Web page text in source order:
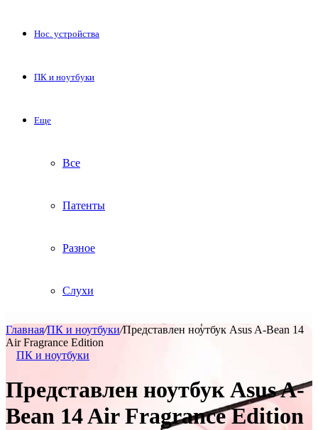
Нос. устройства
ПК и ноутбуки
Еще
Все
Патенты
Разное
Слухи
Главная/ПК и ноутбуки/Представлен ноутбук Asus A-Bean 14
Air Fragrance Edition
ПК и ноутбуки
Представлен ноутбук Asus A-
Bean 14 Air Fragrance Edition